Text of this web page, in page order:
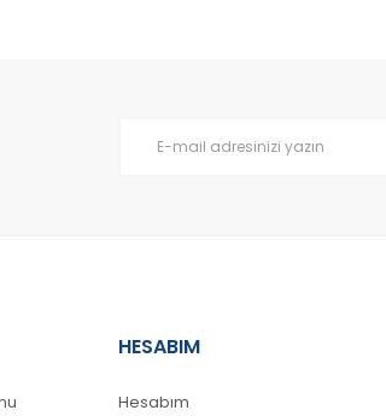
GönderHESABIM
Hesabım